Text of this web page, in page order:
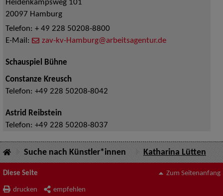
Heidenkampsweg 101
20097 Hamburg
Telefon: + 49 228 50208-8800
E-Mail:
zav-kv-Hamburg@arbeitsagentur.de
Schauspiel Bühne
Constanze Kreusch
Telefon: +49 228 50208-8042
Astrid Reibstein
Telefon: +49 228 50208-8037
Suche nach Künstler*innen Katharina Lütten
Diese Seite
drucken empfehlen
Zum Seitenanfang